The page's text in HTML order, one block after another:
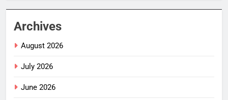
Archives
August 2026
July 2026
June 2026